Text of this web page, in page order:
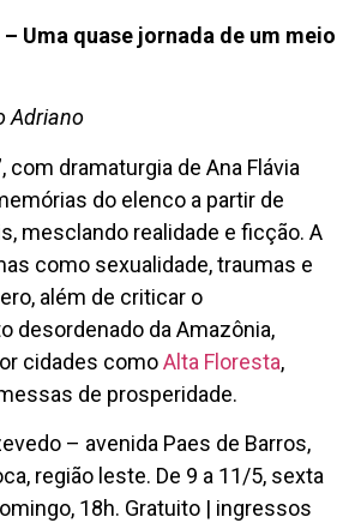
Uma quase jornada de um meio
Adriano
com dramaturgia de Ana Flávia
do elenco a partir de
mesclando realidade e ficção. A
como sexualidade, traumas e
além de criticar o
desordenado da Amazônia,
cidades comoAlta Floresta,
de prosperidade.
– avenida Paes de Barros,
região leste. De 9 a 11/5, sexta
18h. Gratuito | ingressos